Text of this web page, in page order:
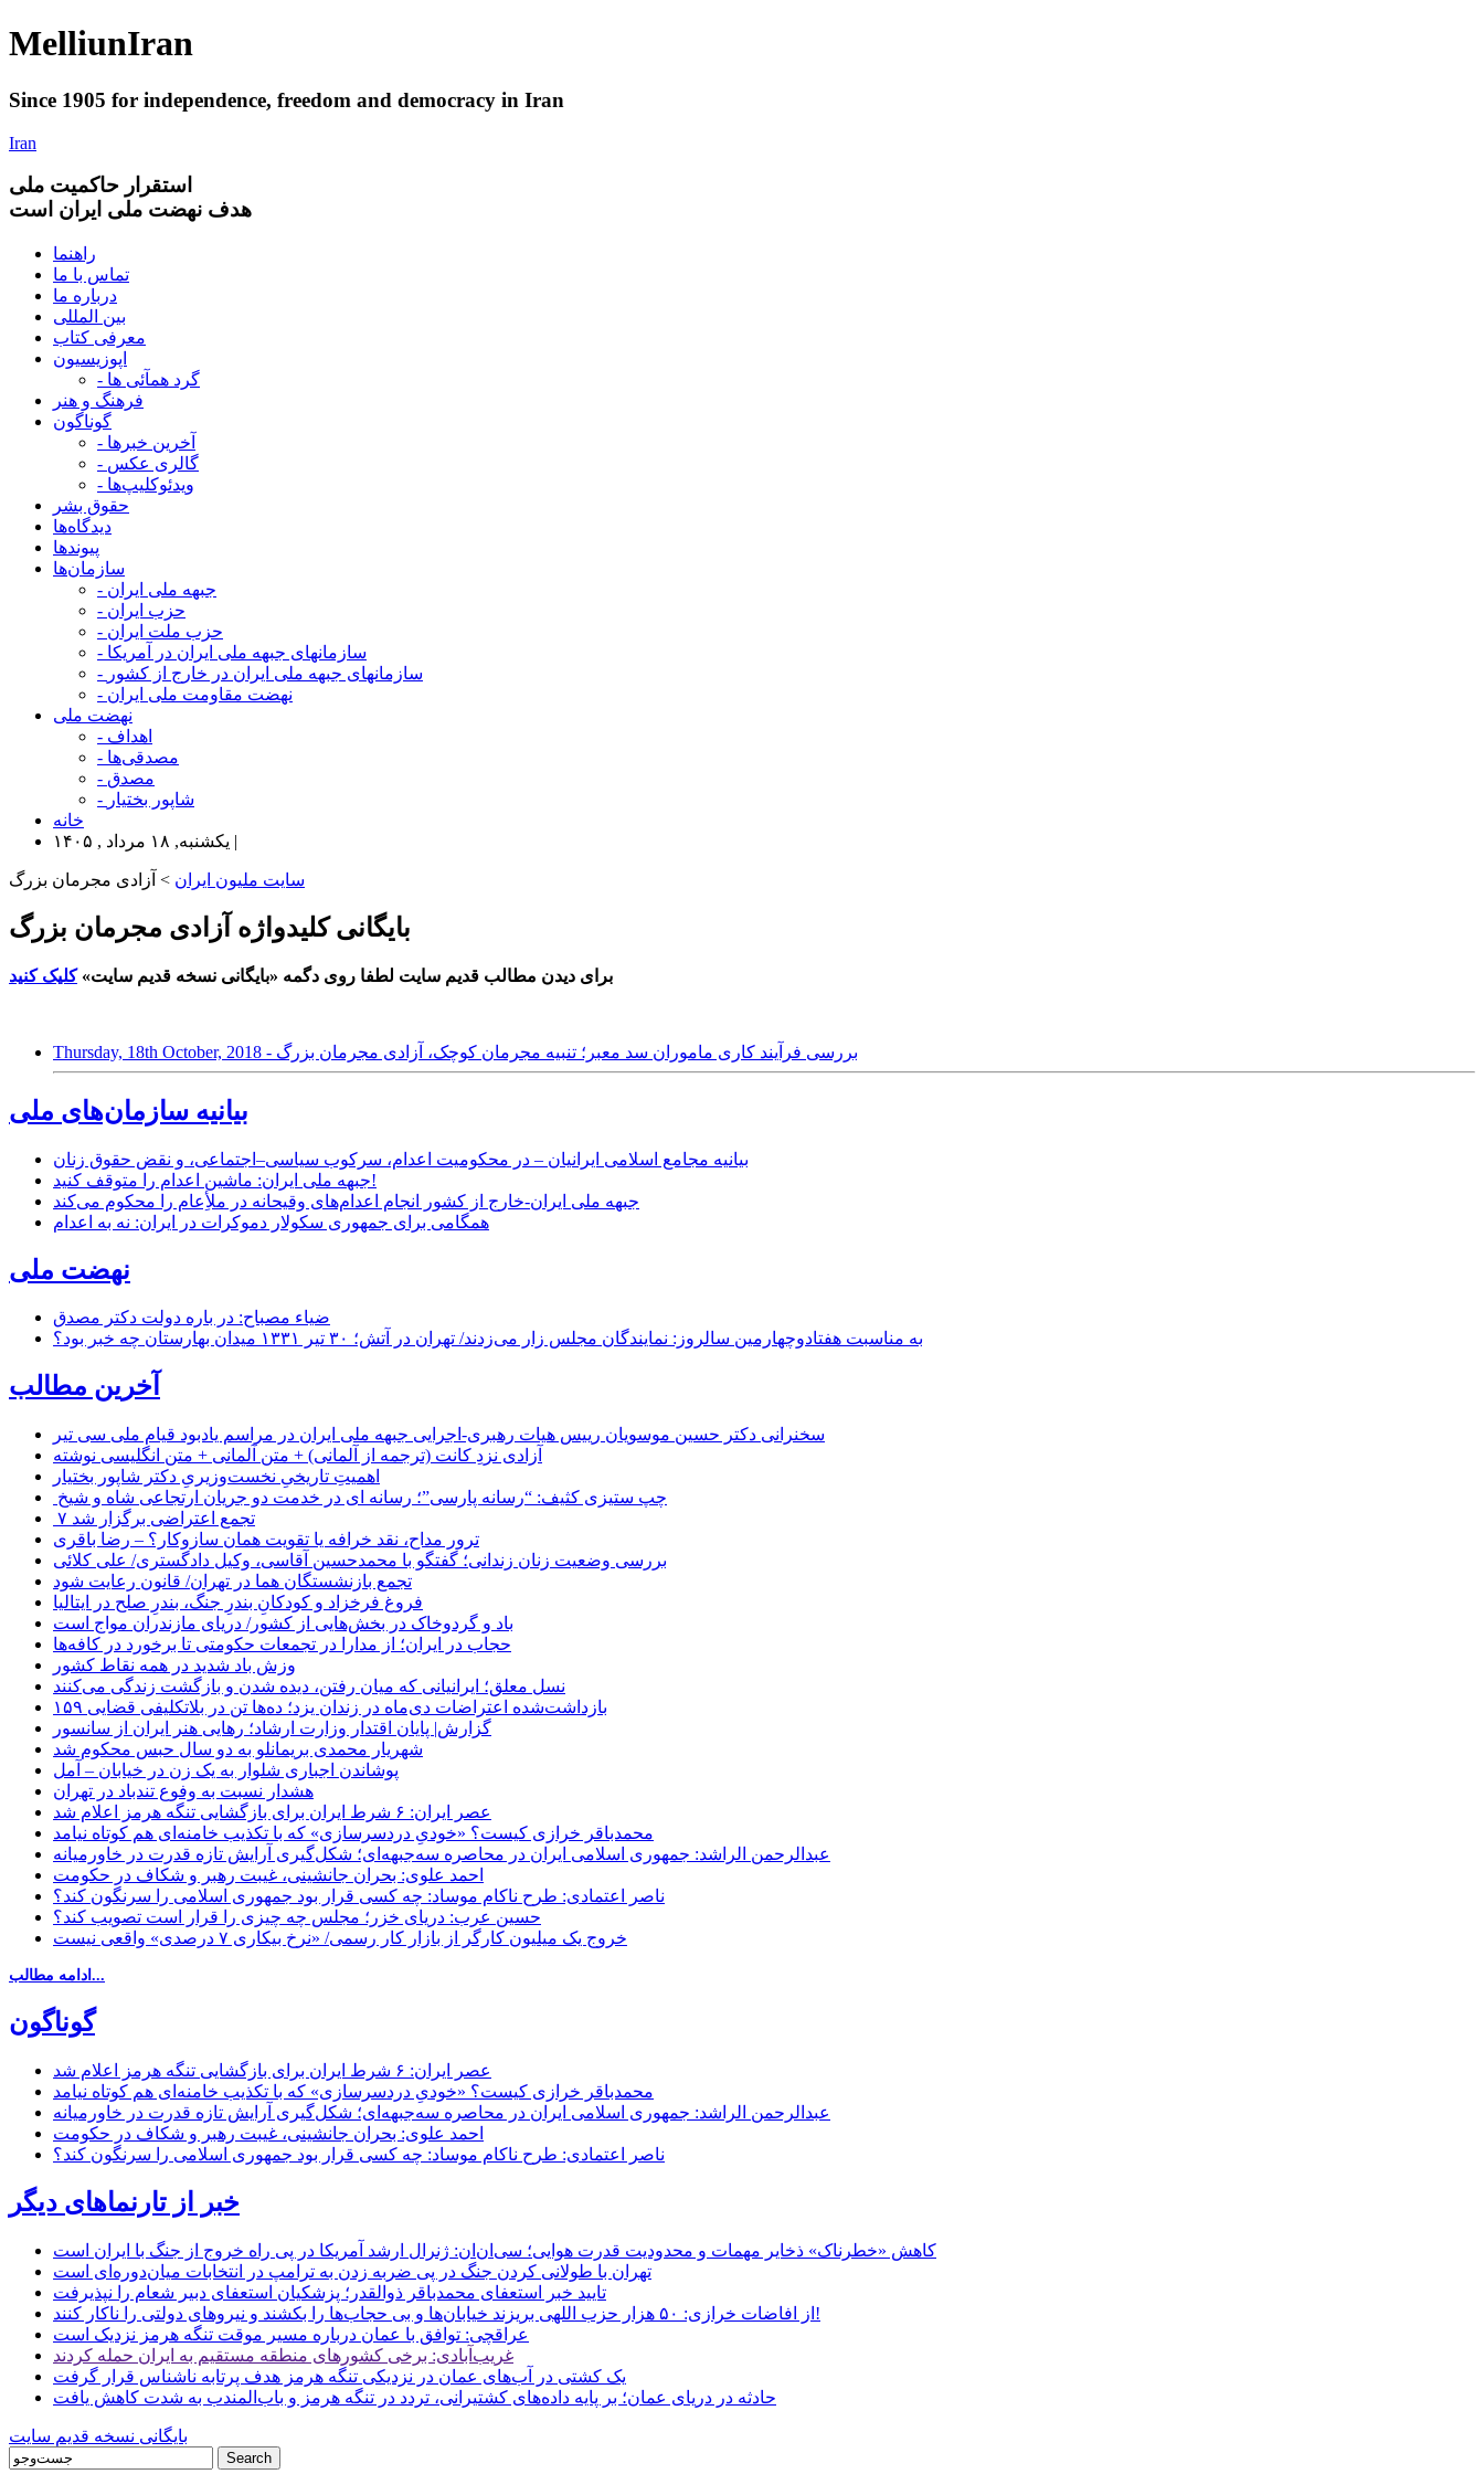
MelliunIran
Since 1905 for independence, freedom and democracy in Iran
Iran
استقرار حاکميت ملی
هدف نهضت ملی ایران است
راهنما
تماس با ما
درباره ما
بین المللی
معرفی کتاب
اپوزیسیون
- گرد همآئی ها
فرهنگ و هنر
گوناگون
- آخرین خبرها
- گالری عکس
- ویدئوکلیپ‌ها
حقوق بشر
دیدگاه‌ها
پیوندها
سازمان‌ها
- جبهه ملی ایران
- حزب ایران
- حزب ملت ایران
- سازمانهای جبهه ملی ایران در آمریکا
- سازمانهای جبهه ملی ایران در خارج از کشور
- نهضت مقاومت ملی ایران
نهضت ملی
- اهداف
- مصدقی‌ها
- مصدق
- شاپور بختیار
خانه
یکشنبه, ۱۸ مرداد , ۱۴۰۵ |
سایت ملیون ایران > آزادی مجرمان بزرگ
بایگانی کلیدواژه آزادی مجرمان بزرگ
برای دیدن مطالب قدیم سایت لطفا روی دگمه «بایگانی نسخه قدیم سایت»کلیک کنید
Thursday, 18th October, 2018 - بررسی فرآیند کاری ماموران سد معبر؛ تنبیه مجرمان کوچک، آزادی مجرمان بزرگ
بیانیه سازمان‌های ملی
بیانیه مجامع اسلامی ایرانیان – در محکومیت اعدام، سرکوب سیاسی–اجتماعی، و نقض حقوق زنان
جبهه ملی ایران: ماشین اعدام را متوقف کنید!
جبهه ملی ایران-خارج از کشور انجام اعدام‌های وقیحانه در ملأِعام را محکوم می‌کند
همگامی برای جمهوری سکولار دموکرات در ایران: نه به اعدام
نهضت ملی
ضیاء مصباح: در باره دولت دکتر مصدق
به مناسبت هفتادوچهارمین سالروز: نمایندگان مجلس زار می‌زدند/ تهران در آتش؛ ۳۰ تیر ۱۳۳۱ میدان بهارستان چه خبر بود؟
آخرین مطالب
سخنرانی دکتر حسین موسویان رییس هیات رهبری-اجرایی جبهه ملی ایران در مراسم یادبود قیام ملی سی تیر
آزادی نزدِ کانت (ترجمه از آلمانی) + متن آلمانی + متن انگلیسی نوشته
اهمیتِ تاریخیِ نخست‌وزیریِ دکتر شاپور بختیار
چپ ستیزی کثیف: “رسانه پارسی”؛ رسانه ای در خدمت دو جریان ارتجاعی شاه و شیخ
۷ تجمع اعتراضی برگزار شد
ترور مداح، نقد خرافه یا تقویت همان سازوکار؟ – رضا باقری
بررسی وضعیت زنان زندانی؛ گفتگو با محمدحسین آقاسی، وکیل دادگستری/ علی کلائی
تجمع بازنشستگان هما در تهران/ قانون رعایت شود
فروغ فرخزاد و کودکانِ بندرِ جنگ، بندرِ صلح در ایتالیا
باد و گردوخاک در بخش‌هایی از کشور/ دریای مازندران مواج است
حجاب در ایران؛ از مدارا در تجمعات حکومتی تا برخورد در کافه‌ها
وزش باد شدید در همه نقاط کشور
نسل معلق؛ ایرانیانی که میان رفتن، دیده شدن و بازگشت زندگی می‌کنند
۱۵۹ بازداشت‌شده اعتراضات دی‌ماه در زندان یزد؛ ده‌ها تن در بلاتکلیفی قضایی
گزارش| پایان اقتدار وزارت ارشاد؛ رهایی هنر ایران از سانسور
شهریار محمدی بریمانلو به دو سال حبس محکوم شد
پوشاندن اجباری شلوار به یک زن در خیابان – آمل
هشدار نسبت به وفوع تندباد در تهران
عصر ایران: ۶ شرط ایران برای بازگشایی تنگه هرمز اعلام شد
محمدباقر خرازی کیست؟ «خودیِ دردسرسازی» که با تکذیب خامنه‌ای هم کوتاه نیامد
عبدالرحمن الراشد: جمهوری اسلامی ایران در محاصره سه‌جبهه‌ای؛ شکل‌گیری آرایش تازه قدرت در خاورمیانه
احمد علوی: بحران جانشینی، غیبت رهبر و شکاف در حکومت
ناصر اعتمادی: طرح ناکام موساد: چه کسی قرار بود جمهوری اسلامی را سرنگون کند؟
حسین عرب: دریای خزر؛ مجلس چه چیزی را قرار است تصویب کند؟
خروج یک میلیون کارگر از بازار کار رسمی/ «نرخ بیکاری ۷ درصدی» واقعی نیست
ادامه مطالب...
گوناگون
عصر ایران: ۶ شرط ایران برای بازگشایی تنگه هرمز اعلام شد
محمدباقر خرازی کیست؟ «خودیِ دردسرسازی» که با تکذیب خامنه‌ای هم کوتاه نیامد
عبدالرحمن الراشد: جمهوری اسلامی ایران در محاصره سه‌جبهه‌ای؛ شکل‌گیری آرایش تازه قدرت در خاورمیانه
احمد علوی: بحران جانشینی، غیبت رهبر و شکاف در حکومت
ناصر اعتمادی: طرح ناکام موساد: چه کسی قرار بود جمهوری اسلامی را سرنگون کند؟
خبر از تارنماهای دیگر
کاهش «خطرناک» ذخایر مهمات و محدودیت قدرت هوایی؛ سی‌ان‌ان: ژنرال ارشد آمریکا در پی راه خروج از جنگ با ایران است
تهران با طولانی کردن جنگ در پی ضربه زدن به ترامپ در انتخابات میان‌دوره‌ای است
تایید خبر استعفای محمدباقر ذوالقدر؛ پزشکیان استعفای دبیر شعام را نپذیرفت
از افاضات خرازی: ۵۰ هزار حزب اللهی بریزند خیابان‌ها و بی حجاب‌ها را بکشند و نیرو‌های دولتی را ناکار کنند!
عراقچی: توافق با عمان درباره مسیر موقت تنگه هرمز نزدیک است
غریب‌آبادی: برخی کشورهای منطقه مستقیم به ایران حمله کردند
یک کشتی در آب‌های عمان در نزدیکی تنگه هرمز هدف پرتابه ناشناس قرار گرفت
حادثه در دریای عمان؛ بر پایه داده‌های کشتیرانی، تردد در تنگه هرمز و باب‌المندب به شدت کاهش یافت
بایگانی نسخه قدیم سایت